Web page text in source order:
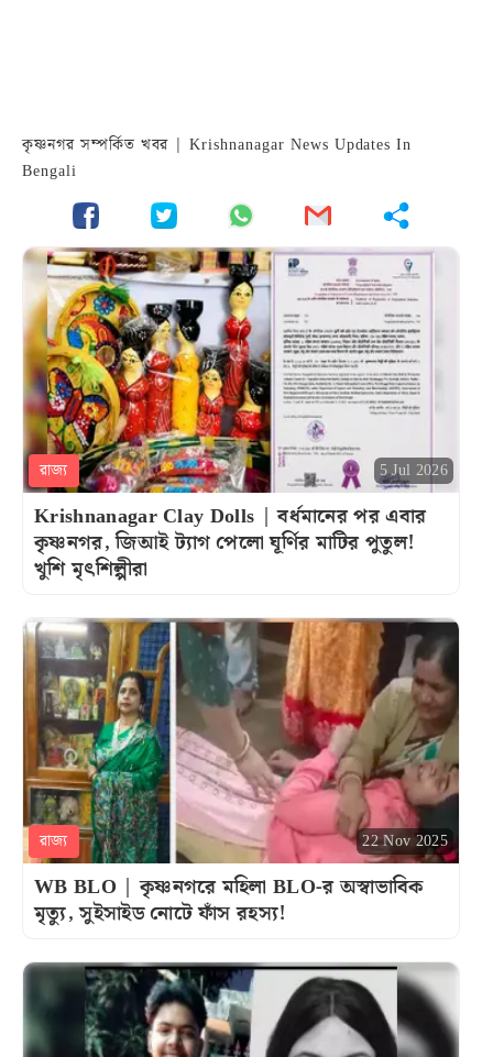
কৃষ্ণনগর সম্পর্কিত খবর | Krishnanagar News Updates In
Bengali
রাজ্য 5 Jul 2026
Krishnanagar Clay Dolls | বর্ধমানের পর এবার
কৃষ্ণনগর, জিআই ট্যাগ পেলো ঘূর্ণির মাটির পুতুল!
খুশি মৃৎশিল্পীরা
রাজ্য 22 Nov 2025
WB BLO | কৃষ্ণনগরে মহিলা BLO-র অস্বাভাবিক
মৃত্যু, সুইসাইড নোটে ফাঁস রহস্য!